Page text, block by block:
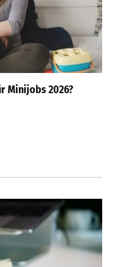
Minijobs 2026?